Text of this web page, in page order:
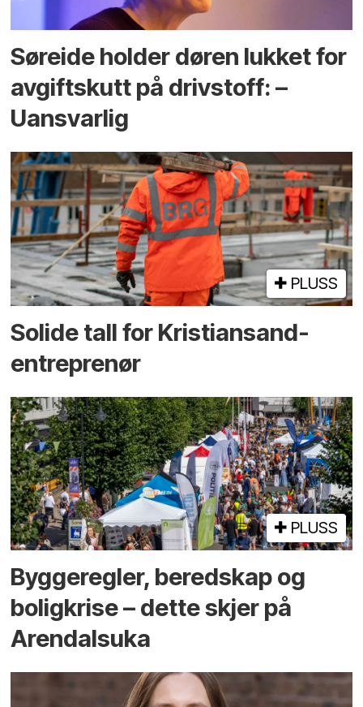
Søreide holder døren lukket for
avgiftskutt på drivstoff: –
Uansvarlig
PLUSS
Solide tall for Kristiansand-
entreprenør
PLUSS
Bygge­regler, beredskap og
bolig­krise – dette skjer på
Arendals­uka